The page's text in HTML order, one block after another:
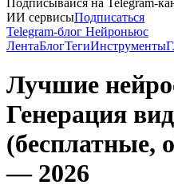
Подписывайся на Telegram-
ИИ сервисыПодписаться
Telegram-блог Нейроньюс
ЛентаБлогТегиИнструменты
Лучшие
Генерация
(бесплатные,
— 2026